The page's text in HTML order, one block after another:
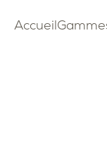
Accueil